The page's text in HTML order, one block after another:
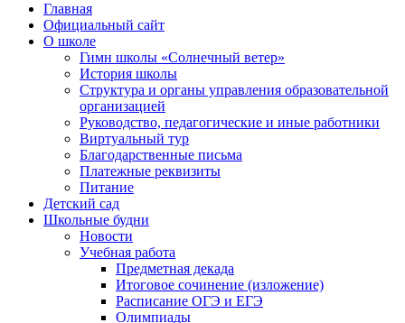
Главная
Официальный сайт
О школе
Гимн школы «Солнечный ветер»
История школы
Структура и органы управления образовательной
организацией
Руководство, педагогические и иные работники
Виртуальный тур
Благодарственные письма
Платежные реквизиты
Питание
Детский сад
Школьные будни
Новости
Учебная работа
Предметная декада
Итоговое сочинение (изложение)
Расписание ОГЭ и ЕГЭ
Олимпиады